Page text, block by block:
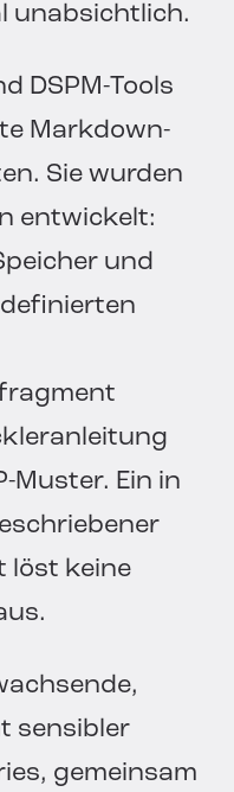
unabsichtlich.
DSPM-Tools
Markdown-
Sie wurden
entwickelt:
und
Muster. Ein in
löst keine
sensibler
gemeinsam